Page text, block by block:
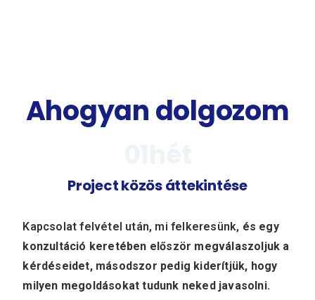
Ahogyan dolgozom
Project közös áttekintése
Kapcsolat felvétel után, mi felkeresünk, és egy
konzultáció keretében először megválaszoljuk a
kérdéseidet, másodszor pedig kiderítjük, hogy
milyen megoldásokat tudunk neked javasolni.